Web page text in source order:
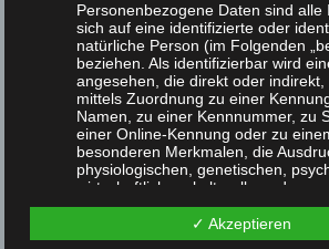
Personenbezogene Daten sind
sich auf eine identifizierte oder
natürliche Person (im Folgenden
beziehen. Als identifizierbar wird
angesehen, die direkt oder
mittels Zuordnung zu einer
Namen, zu einer Kennnummer, zu
einer Online-Kennung oder zu
besonderen Merkmalen, die
physiologischen, genetischen,
wirtschaftlichen, kulturellen oder
dieser natürlichen Person sind,
✓ Akzeptieren